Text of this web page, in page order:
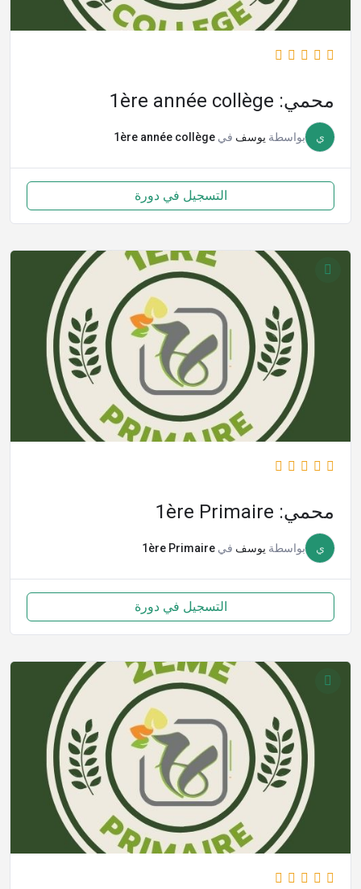
محمي: 1ère année collège
ي بواسطة يوسف في 1ère année collège
التسجيل في دورة
محمي: 1ère Primaire
ي بواسطة يوسف في 1ère Primaire
التسجيل في دورة